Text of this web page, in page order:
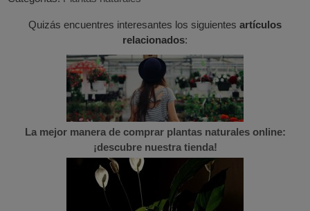
Quizás encuentres interesantes los siguientes artículos
relacionados:
La mejor manera de comprar plantas naturales online:
¡descubre nuestra tienda!